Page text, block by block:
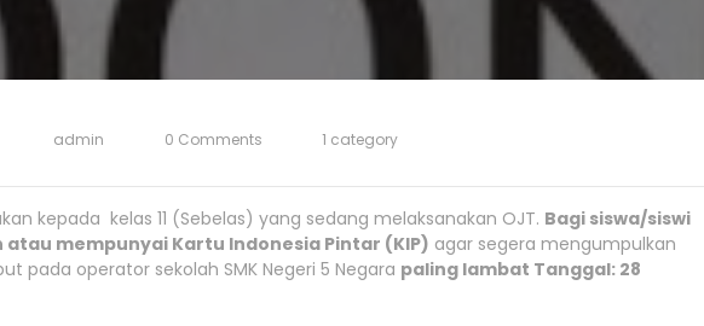
admin 0 Comments 1 category
kepada kelas 11 (Sebelas) yang sedang melaksanakan OJT. Bagi siswa/siswi
mempunyai Kartu Indonesia Pintar (KIP) agar segera mengumpulkan
pada operator sekolah SMK Negeri 5 Negara paling lambat Tanggal: 28